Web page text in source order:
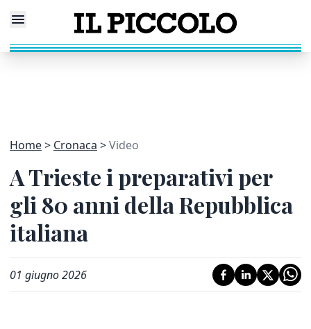
Home Cronaca Video
A Trieste i preparativi per
gli 80 anni della Repubblica
italiana
01 giugno 2026